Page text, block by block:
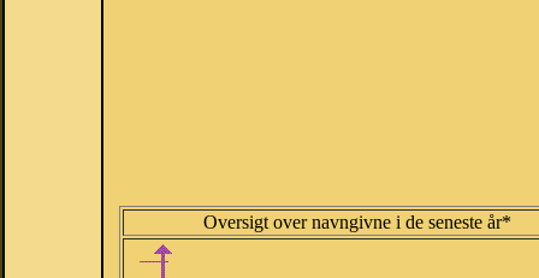
Oversigt over navngivne i de seneste år*